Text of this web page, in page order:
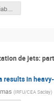
GDR_BatoulDiab.pdf
de jets:
results in
(IRFU/CEA Saclay)